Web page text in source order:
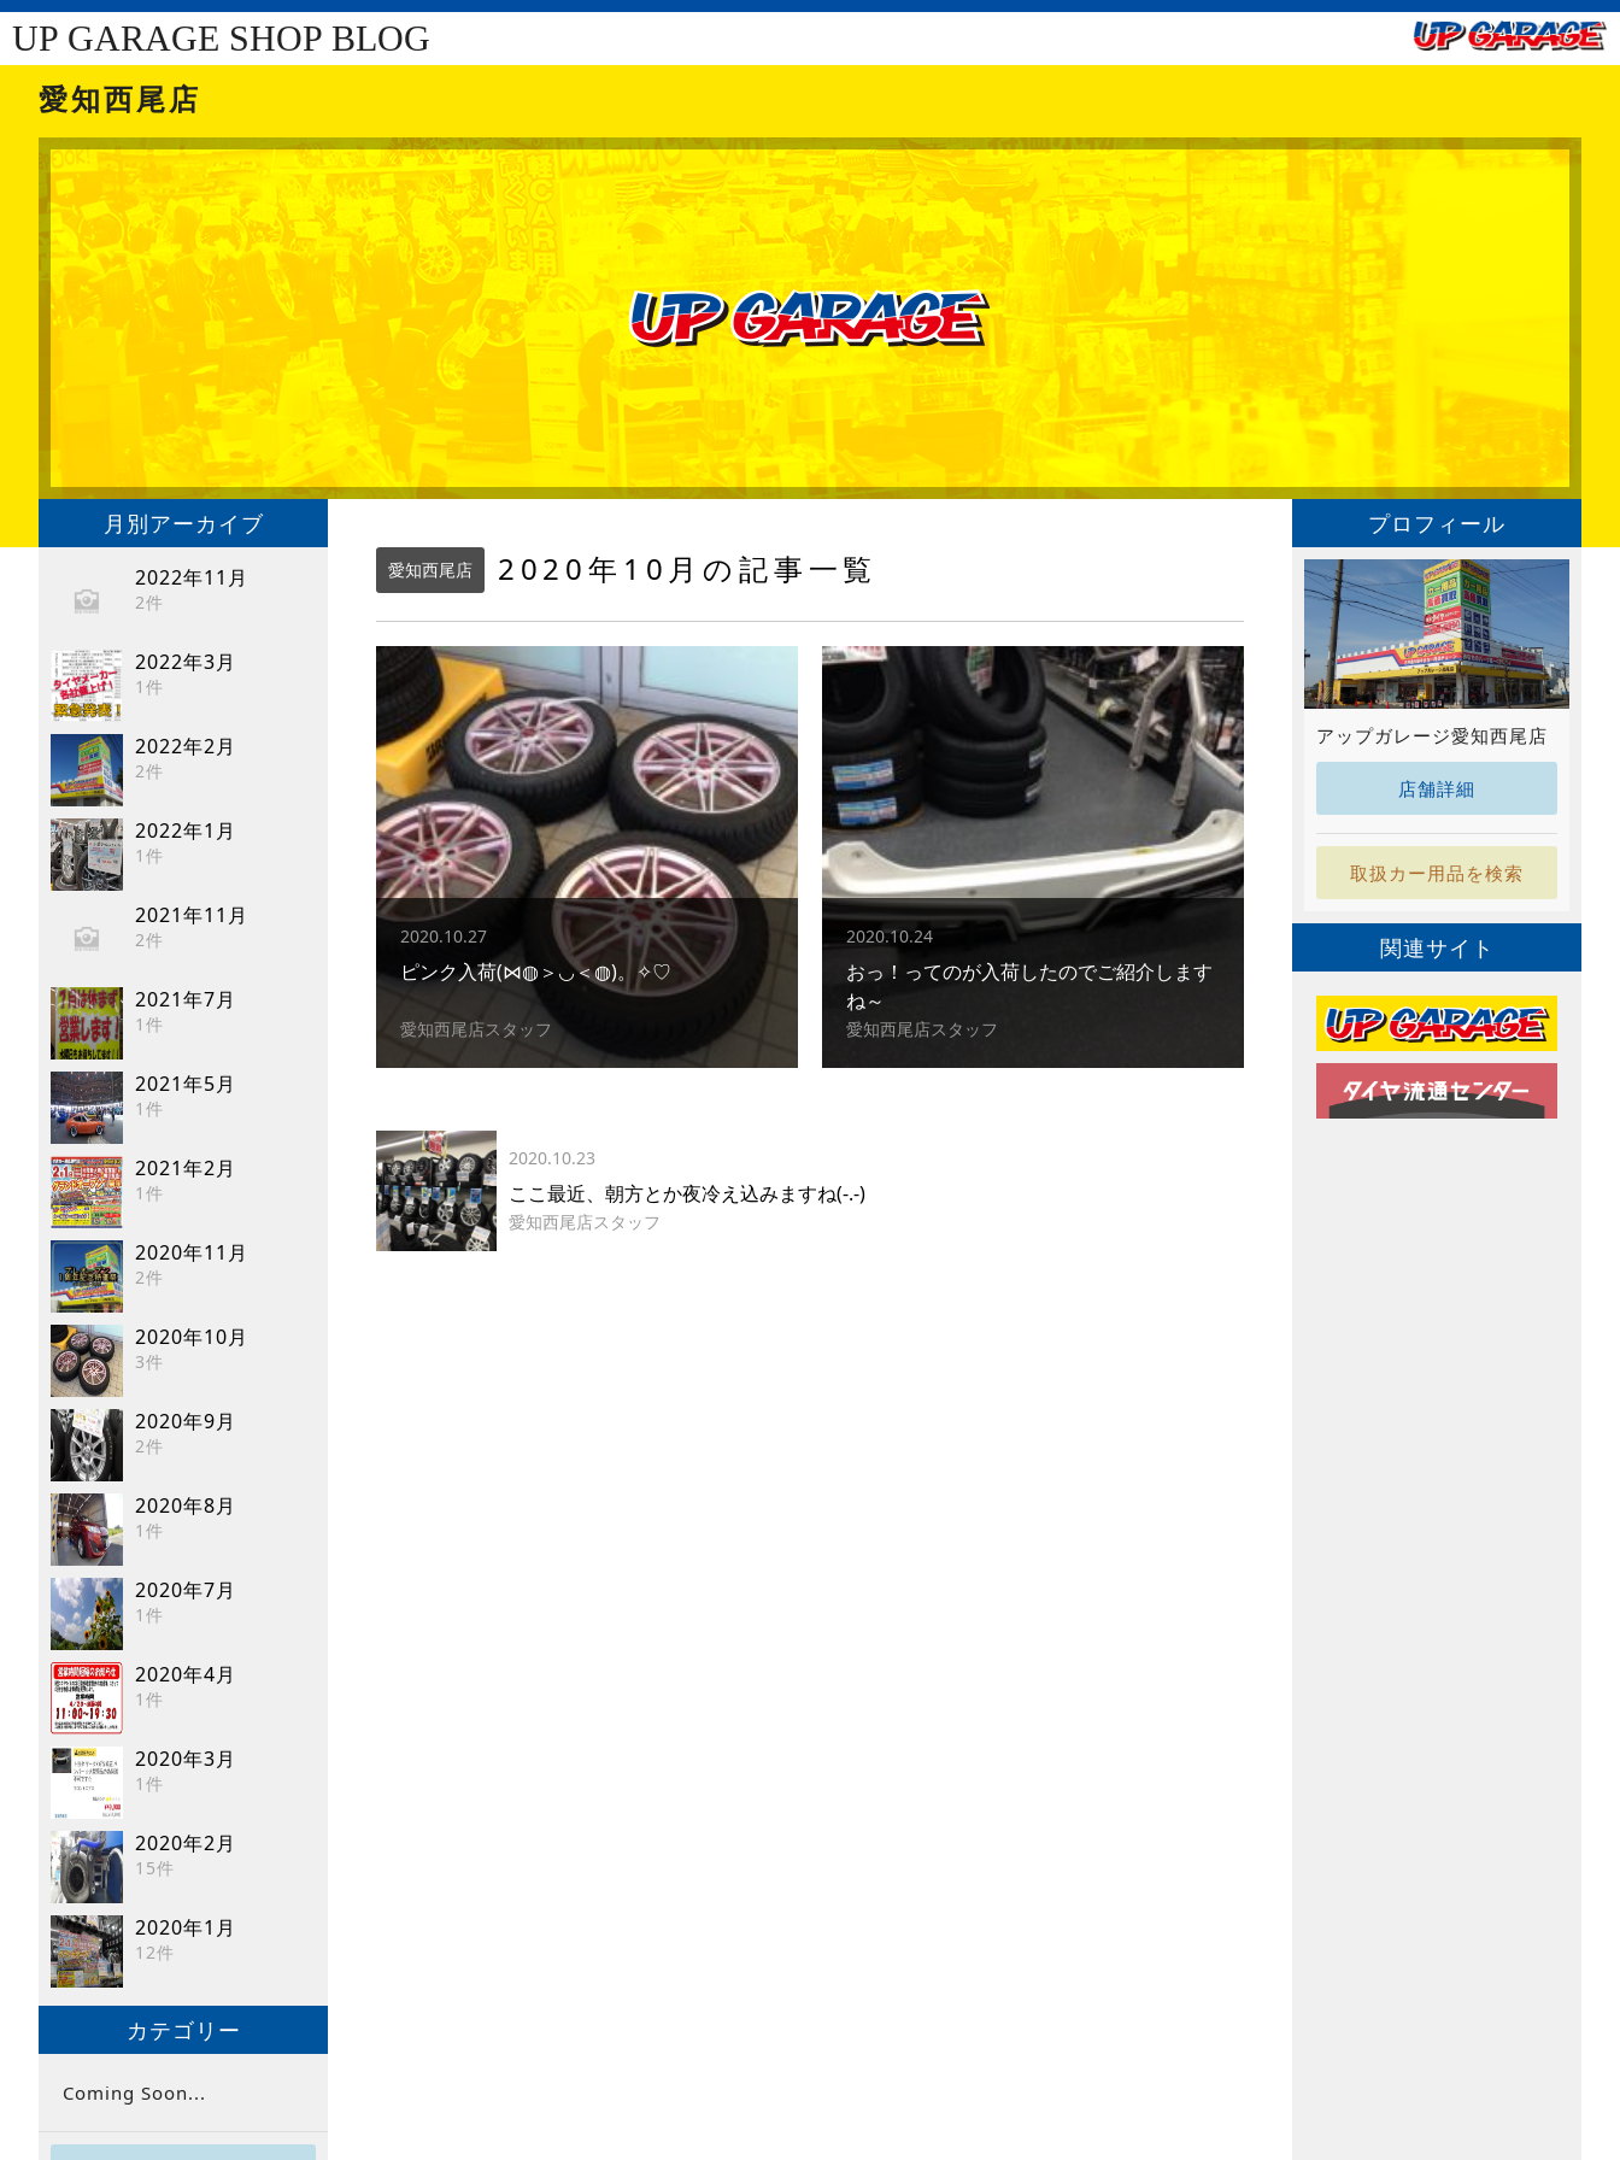
UP GARAGE SHOP BLOG
愛知西尾店
月別アーカイブ
2022年11月
2件
2022年3月
1件
2022年2月
2件
2022年1月
1件
2021年11月
2件
2021年7月
1件
2021年5月
1件
2021年2月
1件
2020年11月
2件
2020年10月
3件
2020年9月
2件
2020年8月
1件
2020年7月
1件
2020年4月
1件
2020年3月
1件
2020年2月
15件
2020年1月
12件
カテゴリー
Coming Soon...
愛知西尾店 2020年10月の記事一覧
2020.10.27
ピンク入荷(⋈◍＞◡＜◍)。✧♡
愛知西尾店スタッフ
2020.10.24
おっ！ってのが入荷したのでご紹介します
ね～
愛知西尾店スタッフ
2020.10.23
ここ最近、朝方とか夜冷え込みますね(-.-)
愛知西尾店スタッフ
プロフィール
アップガレージ愛知西尾店
店舗詳細
取扱カー用品を検索
関連サイト